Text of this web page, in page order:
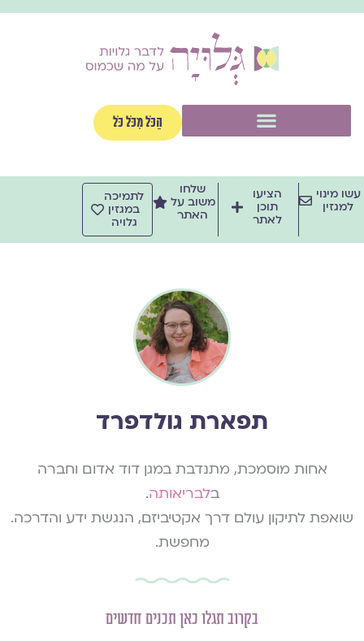
לתוכן
הַכֹּל מִכֹּל כֹּל
עשו מינוי
למגזין
הציעו
תוכן
לאתר
שלחו
משוב על
האתר
לתמיכה
במגזין
גלויה
תפארת גולדפרד
אחות מוסמכת, מתנדבת במגן דוד אדום וחברה
בלבריאותה.
שואפת לתיקון עולם דרך אקטיביזם, הנגשת ידע והדרכה.
מחפשת.
בקרוב תגלו כאן תכנים חדשים